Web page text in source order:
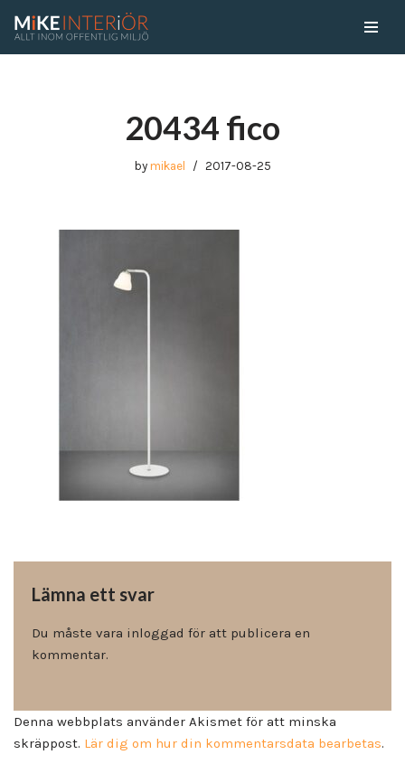
20434 fico
by mikael 2017-08-25
Lämna ett svar
Du måste vara inloggad för att publicera en
kommentar.
Denna webbplats använder Akismet för att minska
skräppost. Lär dig om hur din kommentarsdata bearbetas.